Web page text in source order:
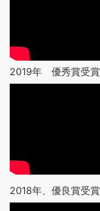
2019年 優秀賞受賞
2018年、優良賞受賞